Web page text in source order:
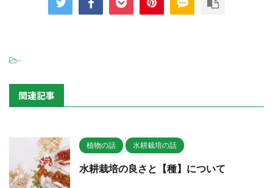
-
関連記事
植物の話 水耕栽培の話
水耕栽培の良さと【種】について